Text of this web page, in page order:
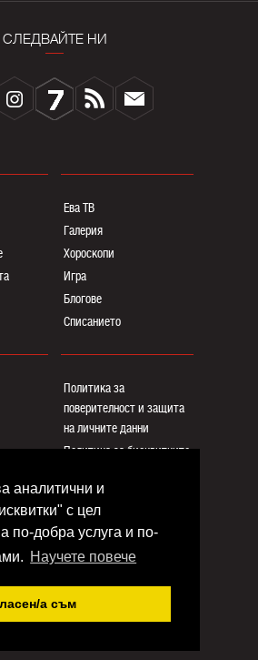
аналитични и
с цел
по-добра услуга и по-
Научете повече
a съм
СЛЕДВАЙТЕ НИ
Ева ТВ
Галерия
Хороскопи
Игра
Блогoве
Списанието
Политика за
поверителност и защита
на личните данни
Политика за бисквитките
Общи условия
Контакти